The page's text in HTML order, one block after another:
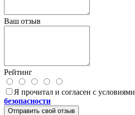
Ваш отзыв
Рейтинг
Я прочитал и согласен с условиями
безопасности
Отправить свой отзыв